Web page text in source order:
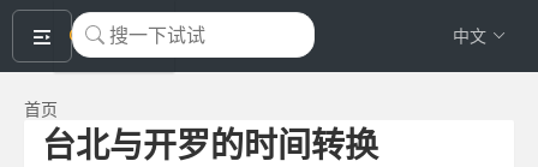
okeyTool 中文
首页
台北与开罗的时间转换